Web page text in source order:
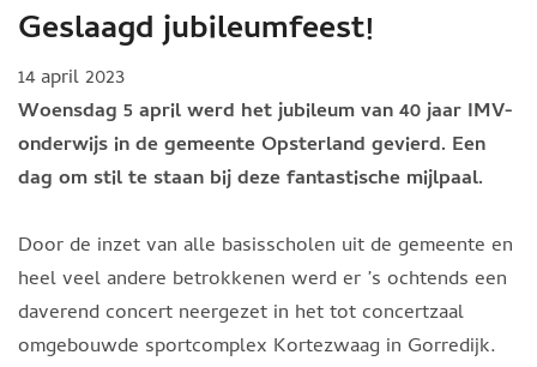
Geslaagd jubileumfeest!
14 april 2023
Woensdag 5 april werd het jubileum van 40 jaar IMV-
onderwijs in de gemeente Opsterland gevierd. Een
dag om stil te staan bij deze fantastische mijlpaal.
Door de inzet van alle basisscholen uit de gemeente en
heel veel andere betrokkenen werd er ’s ochtends een
daverend concert neergezet in het tot concertzaal
omgebouwde sportcomplex Kortezwaag in Gorredijk.